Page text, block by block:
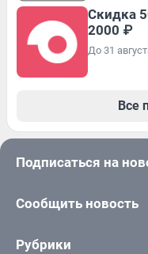
Скидка
2000 ₽
До 31
Все
Подписаться на
Сообщить новость
Рубрики